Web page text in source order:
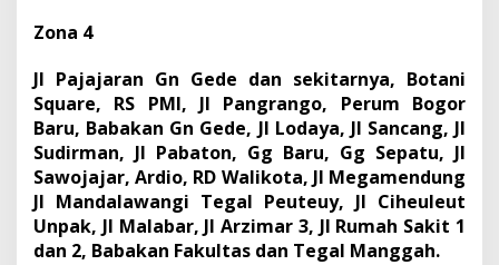
Zona 4
Jl Pajajaran Gn Gede dan sekitarnya, Botani
Square, RS PMI, Jl Pangrango, Perum Bogor
Baru, Babakan Gn Gede, Jl Lodaya, Jl Sancang, Jl
Sudirman, Jl Pabaton, Gg Baru, Gg Sepatu, Jl
Sawojajar, Ardio, RD Walikota, Jl Megamendung
Jl Mandalawangi Tegal Peuteuy, Jl Ciheuleut
Unpak, Jl Malabar, Jl Arzimar 3, Jl Rumah Sakit 1
dan 2, Babakan Fakultas dan Tegal Manggah.